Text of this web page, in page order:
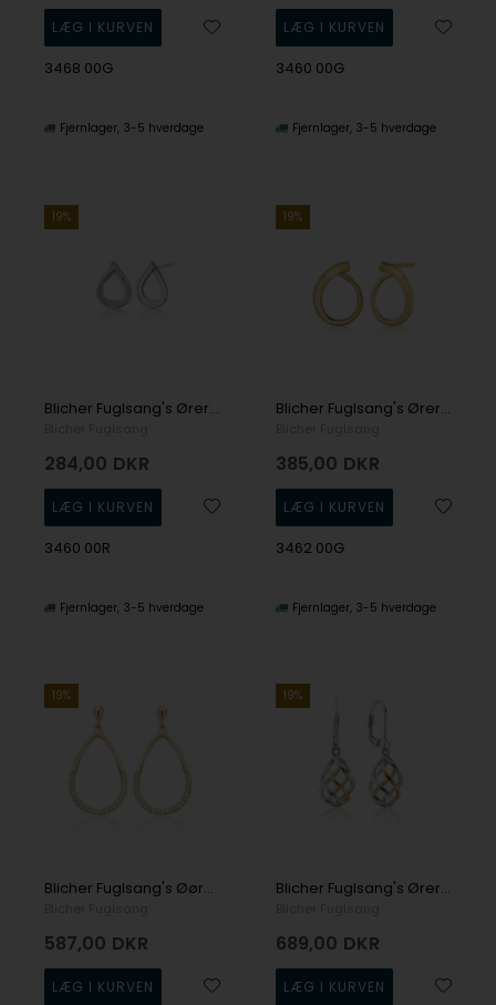
3468 00G
Fjernlager 3-5 hverdage
3460 00G
Fjernlager 3-5 hverdage
19%
Blicher Fuglsang's Øreringe i mat sølv
284,00 DKR
3460 00R
Fjernlager 3-5 hverdage
19%
Blicher Fuglsang's Øreringe i sølv
385,00 DKR
3462 00G
Fjernlager 3-5 hverdage
19%
Blicher Fuglsang's Øørering i guldbelagt sølv med zirkonia
587,00 DKR
19%
Blicher Fuglsang's Øreringe i sølv og guldbelagt sølv
689,00 DKR